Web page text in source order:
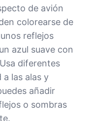
de avión
colorearse de
reflejos
azul suave con
diferentes
las alas y
añadir
o sombras